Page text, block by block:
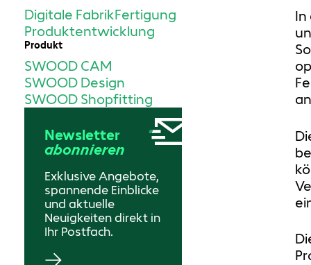
Digitale FabrikFertigung
Produktentwicklung
Produkt
SWOOD CAM
SWOOD Design
SWOOD Shopfitting
Newsletter
abonnieren
Exklusive Angebote,
spannende Einblicke
und aktuelle
Neuigkeiten direkt in
Ihr Postfach.
In